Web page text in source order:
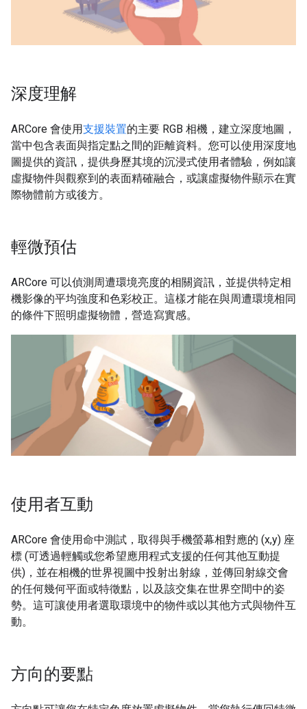
深度理解
ARCore 會使用支援裝置的主要 RGB 相機，建立深度地圖，
當中包含表面與指定點之間的距離資料。您可以使用深度地
圖提供的資訊，提供身歷其境的沉浸式使用者體驗，例如讓
虛擬物件與觀察到的表面精確融合，或讓虛擬物件顯示在實
際物體前方或後方。
輕微預估
ARCore 可以偵測周遭環境亮度的相關資訊，並提供特定相
機影像的平均強度和色彩校正。這樣才能在與周遭環境相同
的條件下照明虛擬物體，營造寫實感。
使用者互動
ARCore 會使用命中測試，取得與手機螢幕相對應的 (x,y) 座
標 (可透過輕觸或您希望應用程式支援的任何其他互動提
供)，並在相機的世界視圖中投射出射線，並傳回射線交會
的任何幾何平面或特徵點，以及該交集在世界空間中的姿
勢。這可讓使用者選取環境中的物件或以其他方式與物件互
動。
方向的要點